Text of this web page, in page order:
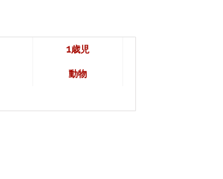
1歳児
動物